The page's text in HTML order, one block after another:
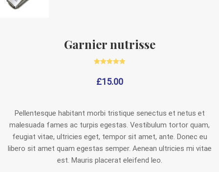
Garnier nutrisse
based on
£15.00
Pellentesque habitant morbi tristique senectus et netus et
malesuada fames ac turpis egestas. Vestibulum tortor quam,
feugiat vitae, ultricies eget, tempor sit amet, ante. Donec eu
libero sit amet quam egestas semper. Aenean ultricies mi vitae
est. Mauris placerat eleifend leo.